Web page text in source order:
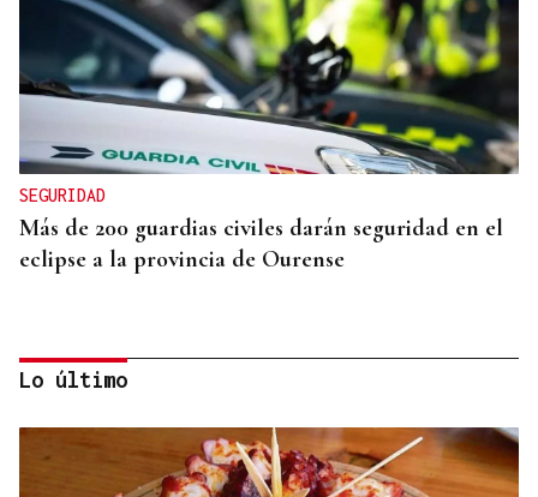
SEGURIDAD
Más de 200 guardias civiles darán seguridad en el
eclipse a la provincia de Ourense
Lo último